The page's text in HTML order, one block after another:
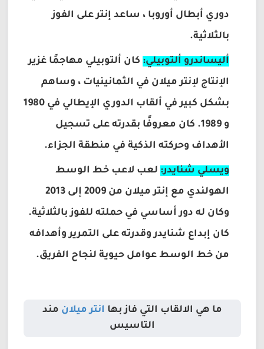
دوري أبطال أوروبا ، ساعد إنتر على الفوز
بالثلاثية.
أليساندرو ألتوبيلي: كان ألتوبيلي مهاجمًا غزير
الإنتاج لإنتر ميلان في الثمانينيات ، وساهم
بشكل كبير في ألقاب الدوري الإيطالي في 1980
و 1989. كان معروفًا بقدرته على تسجيل
الأهداف وحركته الذكية في منطقة الجزاء.
ويسلي شنايدر: لعب لاعب خط الوسط
الهولندي مع إنتر ميلان من 2009 إلى 2013
وكان له دور أساسي في حملته للفوز بالثلاثية.
كان إبداع شنايدر وقدرته على التمرير وأهدافه
من خط الوسط عوامل حيوية لنجاح الفريق.
ما هي الالقاب التي فاز بها انتر ميلان مند
التاسيس